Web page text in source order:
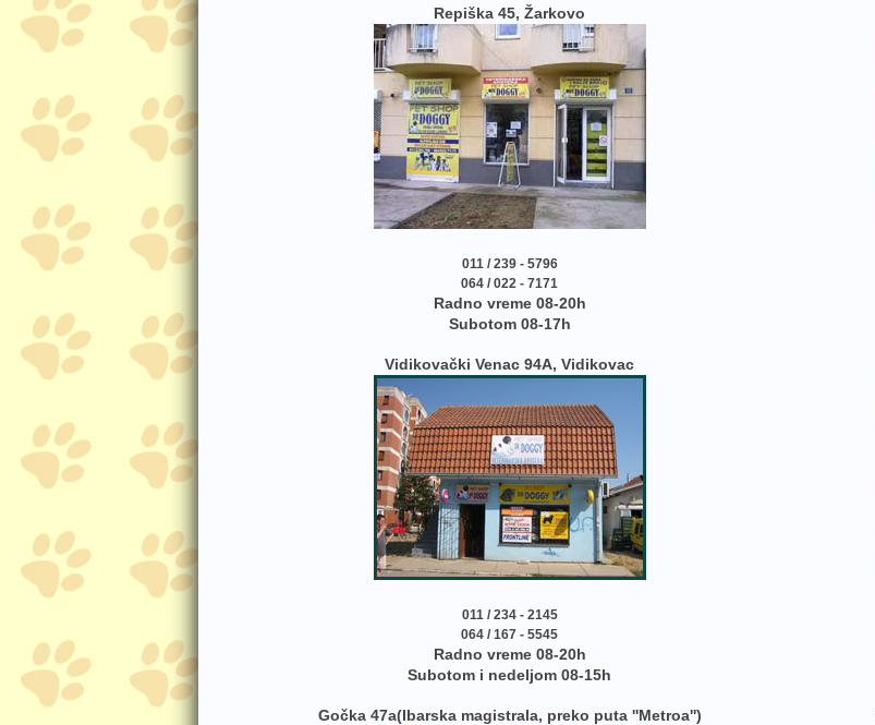
Repiška 45, Žarkovo
011 / 239 - 5796
064 / 022 - 7171
Radno vreme 08-20h
Subotom 08-17h
Vidikovački Venac 94A, Vidikovac
011 / 234 - 2145
064 / 167 - 5545
Radno vreme 08-20h
Subotom i nedeljom 08-15h
Gočka 47a(Ibarska magistrala, preko puta ''Metroa'')